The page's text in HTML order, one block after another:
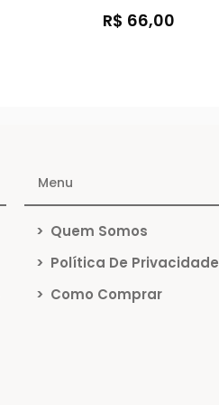
R$ 66,00
Menu
> Quem Somos
> Política De Privacidade
> Como Comprar